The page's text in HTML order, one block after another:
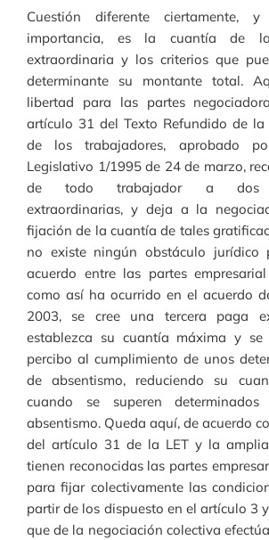
Cuestión diferente ciertamente,
importancia, es la cuantía de
extraordinaria y los criterios que
determinante su montante total.
libertad para las partes
artículo 31 del Texto Refundido de la
de los trabajadores, aprobado
Legislativo 1/1995 de 24 de marzo,
de todo trabajador a dos
extraordinarias, y deja a la
fijación de la cuantía de tales
no existe ningún obstáculo jurídico
acuerdo entre las partes
como así ha ocurrido en el acuerdo
2003, se cree una tercera paga
establezca su cuantía máxima y
percibo al cumplimiento de unos
de absentismo, reduciendo su
cuando se superen determinados
absentismo. Queda aquí, de acuerdo
del artículo 31 de la LET y la
tienen reconocidas las partes
para fijar colectivamente las
partir de los dispuesto en el artículo 3
que de la negociación colectiva